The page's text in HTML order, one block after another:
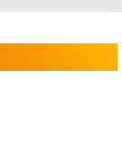
de Araraquara